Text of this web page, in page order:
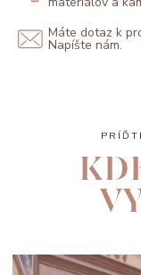
Máte dotaz k
Napíšte nám.